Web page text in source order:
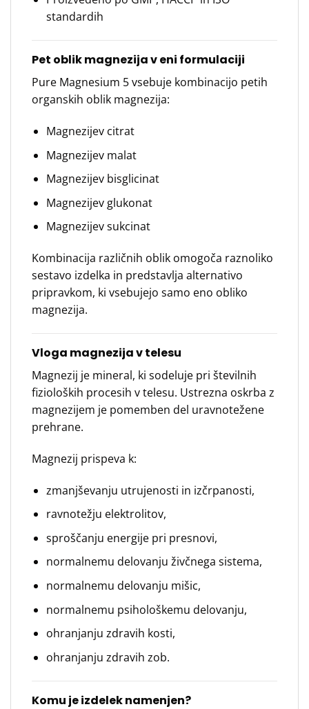
standardih
Pet oblik magnezija v eni formulaciji
Pure Magnesium 5 vsebuje kombinacijo petih
organskih oblik magnezija:
Magnezijev citrat
Magnezijev malat
Magnezijev bisglicinat
Magnezijev glukonat
Magnezijev sukcinat
Kombinacija različnih oblik omogoča raznoliko
sestavo izdelka in predstavlja alternativo
pripravkom, ki vsebujejo samo eno obliko
magnezija.
Vloga magnezija v telesu
Magnezij je mineral, ki sodeluje pri številnih
fizioloških procesih v telesu. Ustrezna oskrba z
magnezijem je pomemben del uravnotežene
prehrane.
Magnezij prispeva k:
zmanjševanju utrujenosti in izčrpanosti,
ravnotežju elektrolitov,
sproščanju energije pri presnovi,
normalnemu delovanju živčnega sistema,
normalnemu delovanju mišic,
normalnemu psihološkemu delovanju,
ohranjanju zdravih kosti,
ohranjanju zdravih zob.
Komu je izdelek namenjen?